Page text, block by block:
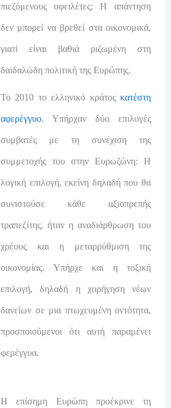
πιεζόμενους οφειλέτες; Η απάντηση
δεν μπορεί να βρεθεί στα οικονομικά,
γιατί είναι βαθιά ριζωμένη στη
δαιδαλώδη πολιτική της Ευρώπης.
Το 2010 το ελληνικό κράτοςκατέστη
αφερέγγυο. Υπήρχαν δύο επιλογές
συμβατές με τη συνέχιση της
συμμετοχής του στην Ευρωζώνη: Η
λογική επιλογή, εκείνη δηλαδή που θα
συνιστούσε κάθε αξιοπρεπής
τραπεζίτης, ήταν η αναδιάρθρωση του
χρέους και η μεταρρύθμιση της
οικονομίας. Υπήρχε και η τοξική
επιλογή, δηλαδή η χορήγηση νέων
δανείων σε μια πτωχευμένη οντότητα,
προσποιούμενοι ότι αυτή παραμένει
φερέγγυα.
Η επίσημη Ευρώπη προέκρινε τη